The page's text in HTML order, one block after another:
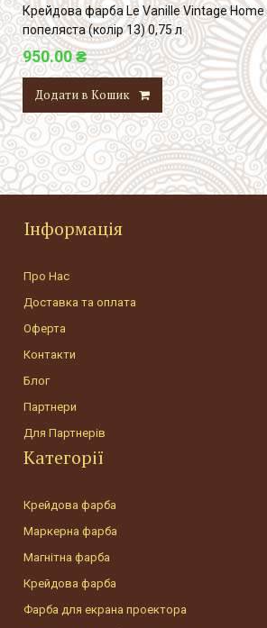
Крейдова фарба Le Vanille Vintage
попеляста (колір 13) 0,75 л
950.00 ₴
Додати в Кошик
Інформація
Про Нас
Доставка та оплата
Оферта
Контакти
Блог
Партнери
Для Партнерів
Категорії
Крейдова фарба
Маркерна фарба
Магнітна фарба
Крейдова фарба
Фарба для екрана проектора